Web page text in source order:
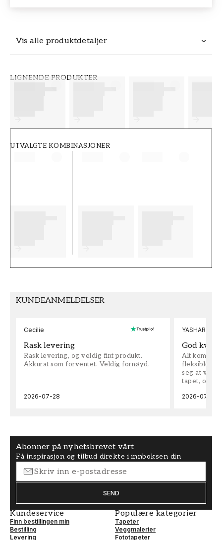
Vis alle produktdetaljer
LIGNENDE PRODUKTER
UTVALGTE KOMBINASJONER
KUNDEANMELDELSER
Cecilie
Rask levering
Rask levering, og veldig fint produkt.
Akkurat som forventet. Veldig fornøyd.
2026-07-28
YASHAR
God
Alt kom
fleksible på
seg at vi
tapet, og
2026-07-04
Abonner på nyhetsbrevet vårt
Få inspirasjon og tilbud direkte i innboksen din
SEND
Kundeservice
Finn bestillingen min
Bestilling
Levering
Populære kategorier
Tapeter
Veggmalerier
Fototapeter